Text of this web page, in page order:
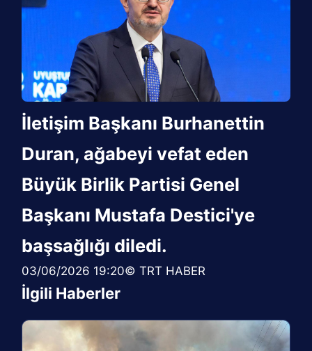
İletişim Başkanı Burhanettin
Duran, ağabeyi vefat eden
Büyük Birlik Partisi Genel
Başkanı Mustafa Destici'ye
başsağlığı diledi.
03/06/2026 19:20© TRT HABER
İlgili Haberler